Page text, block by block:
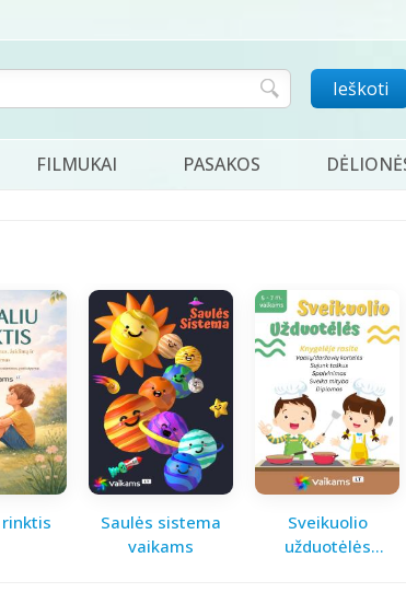
Ieškoti
FILMUKAI PASAKOS
Saulės sistema
vaikams
Sveikuolio
užduotėlės